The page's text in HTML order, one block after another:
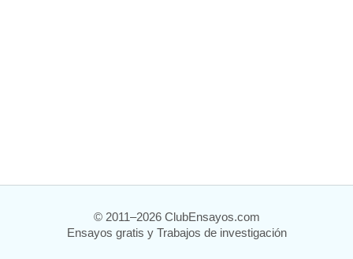
© 2011–2026 ClubEnsayos.com
Ensayos gratis y Trabajos de investigación